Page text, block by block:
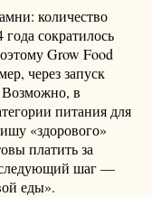
количество
сократилось
Grow Food
через запуск
Возможно, в
питания для
«здорового»
платить за
следующий шаг —
еды».